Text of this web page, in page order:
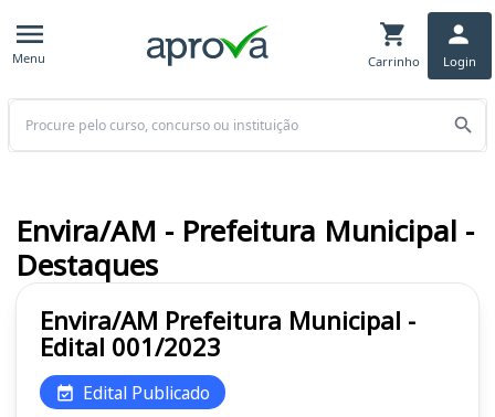
Menu Carrinho Login
Buscar
Envira/AM Prefeitura Municipal -
Edital 001/2023
Edital Publicado
Envira/AM - Prefeitura Municipal -
Destaques